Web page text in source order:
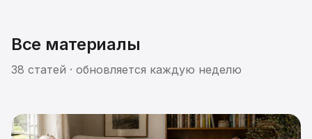
Все материалы
38 статей · обновляется каждую неделю